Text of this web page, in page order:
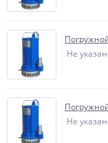
Не
Не